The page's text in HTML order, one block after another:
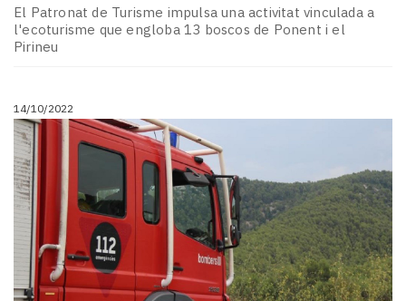
El Patronat de Turisme impulsa una activitat vinculada a
l'ecoturisme que engloba 13 boscos de Ponent i el
Pirineu
14/10/2022